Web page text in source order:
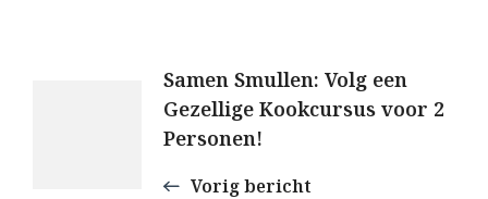
Berichtnavigatie
Samen Smullen: Volg een
Gezellige Kookcursus voor 2
Personen!
Vorig bericht